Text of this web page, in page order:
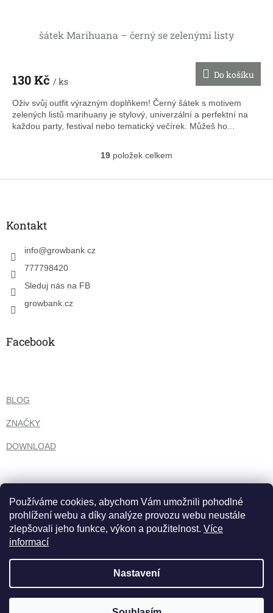
Používáme cookies, abychom Vám umožnili pohodlné
prohlížení webu a díky analýze provozu webu neustále
zlepšovali jeho funkce, výkon a použitelnost. Více
informací
Nastavení
šátek Marihuana – černý se zelenými listy
130 Kč / ks
Do košíku
Oživ svůj outfit výrazným doplňkem! Černý šátek s motivem
zelených listů marihuany je stylový, univerzální a perfektní na
každou party, festival nebo tematický večírek. Můžeš ho...
O
l
19 položek celkem
Kontakt
info@growbank.cz
777798420
Sleduj nás na FB
growbank.cz
Facebook
BLOG
ZNAČKY
DOWNLOAD
Vytvořil Shoptet